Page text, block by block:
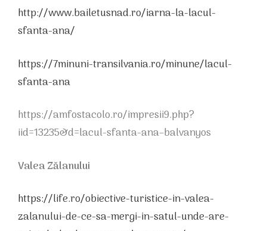
http://www.bailetusnad.ro/iarna-la-lacul-
sfanta-ana/
https://7minuni-transilvania.ro/minune/lacul-
sfanta-ana
https://amfostacolo.ro/impresii9.php?
iid=13235&d=lacul-sfanta-ana–balvanyos
Valea Zălanului
https://life.ro/obiective-turistice-in-valea-
zalanului-de-ce-sa-mergi-in-satul-unde-are-